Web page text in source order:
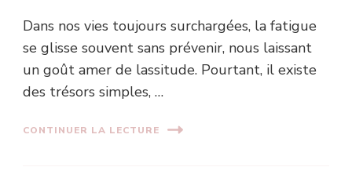
Dans nos vies toujours surchargées, la fatigue
se glisse souvent sans prévenir, nous laissant
un goût amer de lassitude. Pourtant, il existe
des trésors simples, …
CONTINUER LA LECTURE